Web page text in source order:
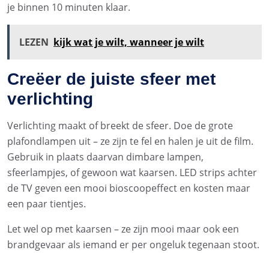
je binnen 10 minuten klaar.
LEZEN kijk wat je wilt, wanneer je wilt
Creëer de juiste sfeer met
verlichting
Verlichting maakt of breekt de sfeer. Doe de grote
plafondlampen uit – ze zijn te fel en halen je uit de film.
Gebruik in plaats daarvan dimbare lampen,
sfeerlampjes, of gewoon wat kaarsen. LED strips achter
de TV geven een mooi bioscoopeffect en kosten maar
een paar tientjes.
Let wel op met kaarsen – ze zijn mooi maar ook een
brandgevaar als iemand er per ongeluk tegenaan stoot.